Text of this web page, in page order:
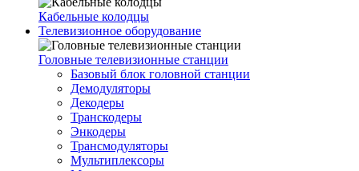
Кабельные колодцы
Телевизионное оборудование
Головные телевизионные станции
Базовый блок головной станции
Демодуляторы
Декодеры
Транскодеры
Энкодеры
Трансмодуляторы
Мультиплексоры